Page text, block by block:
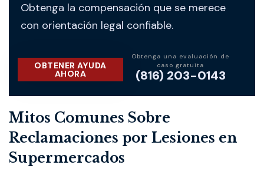
Obtenga la compensación que se merece
con orientación legal confiable.
OBTENER AYUDA
AHORA
Obtenga una evaluación de
caso gratuita
(816) 203-0143
Mitos Comunes Sobre
Reclamaciones por Lesiones en
Supermercados